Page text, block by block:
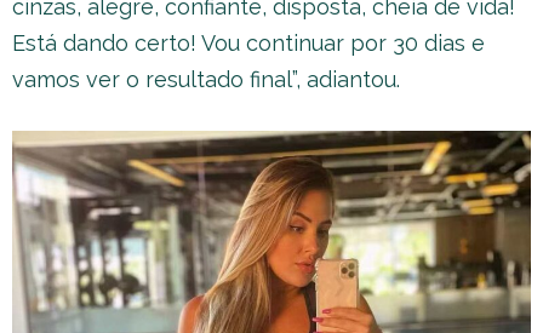
cinzas, alegre, confiante, disposta, cheia de vida!
Está dando certo! Vou continuar por 30 dias e
vamos ver o resultado final”, adiantou.